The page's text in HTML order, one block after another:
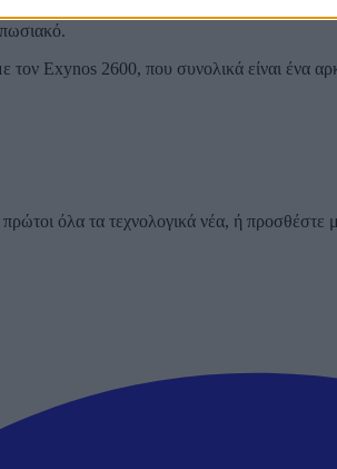
από μπαταρία, ενώ η έκδοση με τον
Exynos 2600, που συνολικά είναι ένα
όλα τα τεχνολογικά νέα, ή